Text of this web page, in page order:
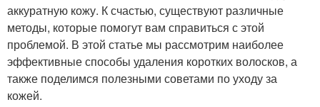
аккуратную кожу. К счастью, существуют различные
методы, которые помогут вам справиться с этой
проблемой. В этой статье мы рассмотрим наиболее
эффективные способы удаления коротких волосков, а
также поделимся полезными советами по уходу за
кожей.